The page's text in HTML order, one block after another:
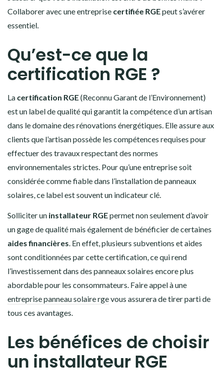
Collaborer avec une entreprise certifiée RGEpeut s’avérer
essentiel.
Qu’est-ce que la
certification RGE ?
La certification RGE(Reconnu Garant de l’Environnement)
est un label de qualité qui garantit la compétence d’un artisan
dans le domaine des rénovations énergétiques. Elle assure aux
clients que l’artisan possède les compétences requises pour
effectuer des travaux respectant des normes
environnementales strictes. Pour qu’une entreprise soit
considérée comme fiable dans l’installation de panneaux
solaires, ce label est souvent un indicateur clé.
Solliciter un installateur RGEpermet non seulement d’avoir
un gage de qualité mais également de bénéficier de certaines
aides financières. En effet, plusieurs subventions et aides
sont conditionnées par cette certification, ce qui rend
l’investissement dans des panneaux solaires encore plus
abordable pour les consommateurs. Faire appel à une
entreprise panneau solaire rgevous assurera de tirer parti de
tous ces avantages.
Les bénéfices de choisir
un installateur RGE